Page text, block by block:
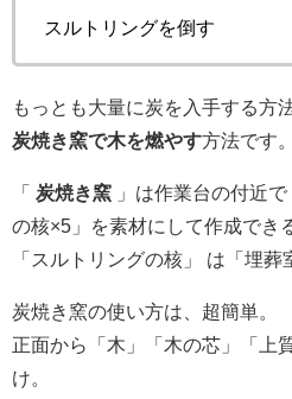
スルトリングを倒す
もっとも大量に炭を入手する方
炭焼き窯で木を燃やす方法です。
「 炭焼き窯 」は作業台の付近
の核×5」を素材にして作成でき
「スルトリングの核」 は「埋葬
炭焼き窯の使い方は、超簡単。
正面から「木」「木の芯」「上
け。